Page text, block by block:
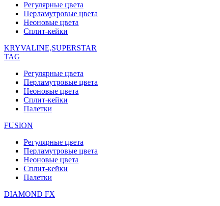
Регулярные цвета
Перламутровые цвета
Неоновые цвета
Сплит-кейки
KRYVALINE,SUPERSTAR
TAG
Регулярные цвета
Перламутровые цвета
Неоновые цвета
Сплит-кейки
Палетки
FUSION
Регулярные цвета
Перламутровые цвета
Неоновые цвета
Сплит-кейки
Палетки
DIAMOND FX